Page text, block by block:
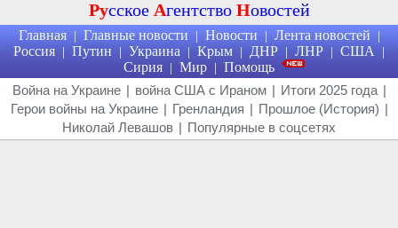
Русское Агентство Новостей
Главная | Главные новости | Новости | Лента новостей |
Россия | Путин | Украина | Крым | ДНР | ЛНР | США |
Сирия | Мир | Помощь
Война на Украине | война США с Ираном | Итоги 2025 года |
Герои войны на Украине | Гренландия | Прошлое (История) |
Николай Левашов | Популярные в соцсетях